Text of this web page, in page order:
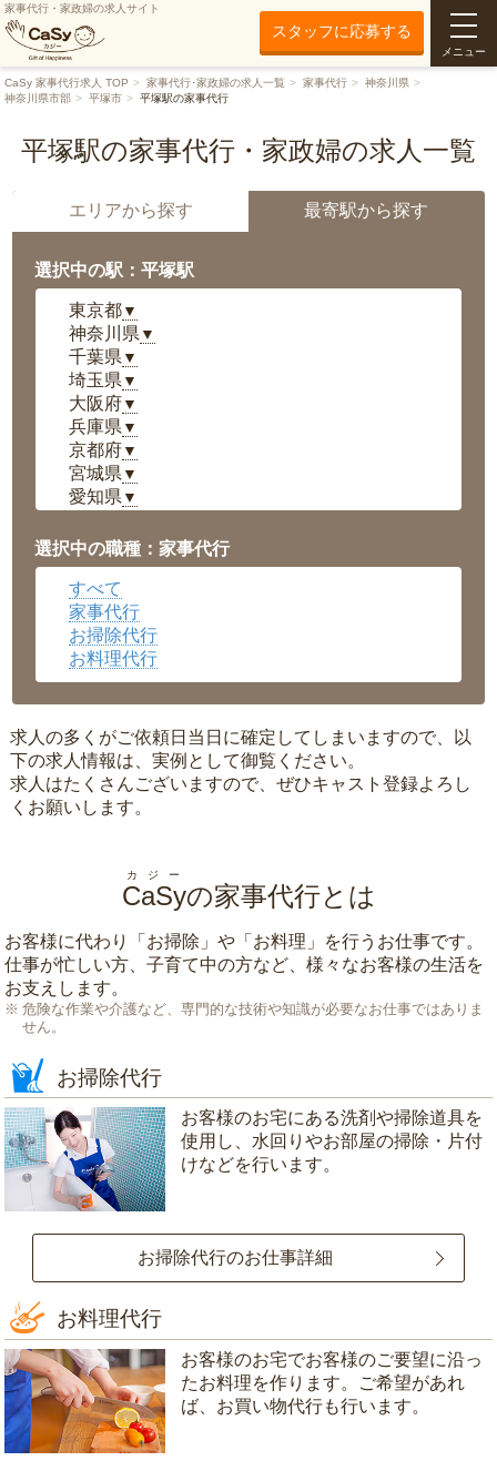
家事代行・家政婦の求人サイト
スタッフに応募する
メニュー
CaSy 家事代行求人 TOP 家事代行･家政婦の求人一覧 家事代行
神奈川県
神奈川県市部
平塚市 平塚駅の家事代行
平塚駅の家事代行・家政婦の求人一覧
エリアから探す 最寄駅から探す
選択中の駅：平塚駅
東京都▼
神奈川県 ▼
千葉県 ▼
埼玉県 ▼
大阪府▼
兵庫県 ▼
京都府▼
宮城県 ▼
愛知県 ▼
岡山県▼
広島県▼
沖縄県
選択中の職種：家事代行
すべて
家事代行
お掃除代行
お料理代行
求人の多くがご依頼日当日に確定してしまいますので、以
下の求人情報は、実例として御覧ください。
求人はたくさんございますので、ぜひキャスト登録よろし
くお願いします。
CaSy
カジー
の家事代行とは
お客様に代わり「 お掃除 」や「 お料理 」を行うお仕事です。
仕事が忙しい方、子育て中の方など、様々なお客様の生活を
お支えします。
危険な作業や介護など、専門的な技術や知識が必要なお仕事ではありま
せん。
お掃除代行
お客様のお宅にある洗剤や掃除道具を
使用し、水回りやお部屋の掃除・片付
けなどを行います。
お掃除代行のお仕事詳細
お料理代行
お客様のお宅でお客様のご要望に沿っ
たお料理を作ります。ご希望があれ
ば、お買い物代行も行います。